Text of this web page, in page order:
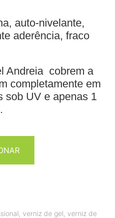
auto-nivelante,
aderência, fraco
Andreia cobrem a
completamente em
sob UV e apenas 1
, verniz de gel, verniz de